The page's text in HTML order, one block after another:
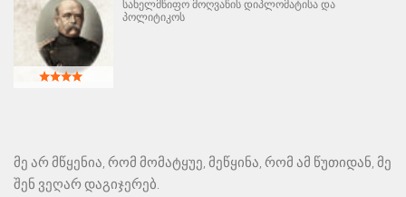
სახელმწიფო მოღვაწის დიპლომატისა და
პოლიტიკოს
მე არ მწყენია, რომ მომატყუე, მეწყინა, რომ ამ წუთიდან, მე
შენ ვეღარ დაგიჯერებ.